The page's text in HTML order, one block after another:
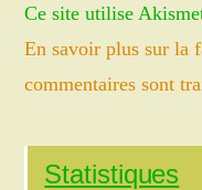
(facultatif)
Ce site utilise
En savoir plus sur la
commentaires sont
Statistiques